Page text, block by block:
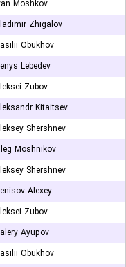
Moshkov
Zhigalov
Obukhov
Lebedev
Zubov
Kitaitsev
Shershnev
Moshnikov
Shershnev
Alexey
Zubov
Ayupov
Obukhov